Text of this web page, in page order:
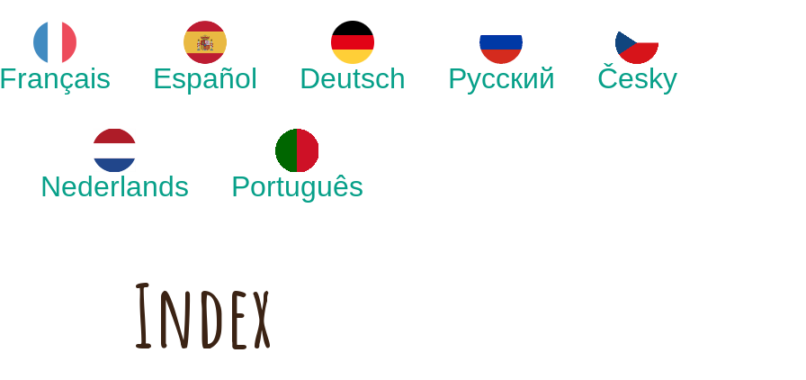
Français Español Deutsch Русский Česky
Nederlands Português
Index